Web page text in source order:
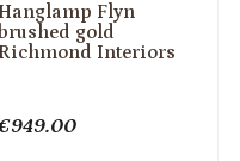
Hanglamp Flyn
brushed gold
Richmond Interiors
949.00